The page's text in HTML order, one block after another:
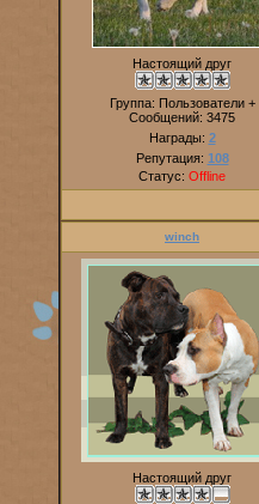
Настоящий друг
Группа: Пользователи +
Сообщений: 3475
Награды: 2
Репутация: 108
Статус: Offline
winch
Настоящий друг